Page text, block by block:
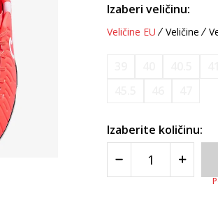
Izaberi veličinu:
Veličine EU Veličine
Izaberite količinu: